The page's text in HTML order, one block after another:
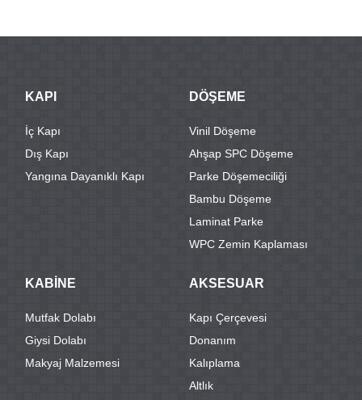
KAPI
İç Kapı
Dış Kapı
Yangına Dayanıklı Kapı
DÖŞEME
Vinil Döşeme
Ahşap SPC Döşeme
Parke Döşemeciliği
Bambu Döşeme
Laminat Parke
WPC Zemin Kaplaması
KABİNE
Mutfak Dolabı
Giysi Dolabı
Makyaj Malzemesi
AKSESUAR
Kapı Çerçevesi
Donanım
Kalıplama
Altlık